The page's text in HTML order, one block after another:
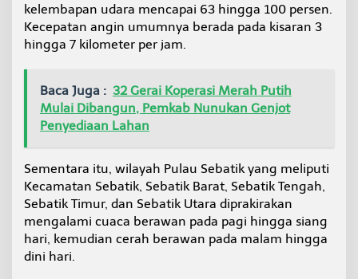
kelembapan udara mencapai 63 hingga 100 persen.
Kecepatan angin umumnya berada pada kisaran 3
hingga 7 kilometer per jam.
Baca Juga : 32 Gerai Koperasi Merah Putih
Mulai Dibangun, Pemkab Nunukan Genjot
Penyediaan Lahan
Sementara itu, wilayah Pulau Sebatik yang meliputi
Kecamatan Sebatik, Sebatik Barat, Sebatik Tengah,
Sebatik Timur, dan Sebatik Utara diprakirakan
mengalami cuaca berawan pada pagi hingga siang
hari, kemudian cerah berawan pada malam hingga
dini hari.